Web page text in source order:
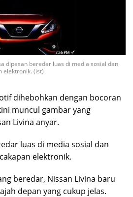
dipesan beredar luas di media sosial dan
elektronik. (ist)
dihebohkan dengan bocoran
muncul gambar yang
Livina anyar.
luas di media sosial dan
elektronik.
beredar, Nissan Livina baru
depan yang cukup jelas.